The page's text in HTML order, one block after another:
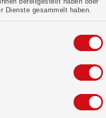
Dienste gesammelt haben.